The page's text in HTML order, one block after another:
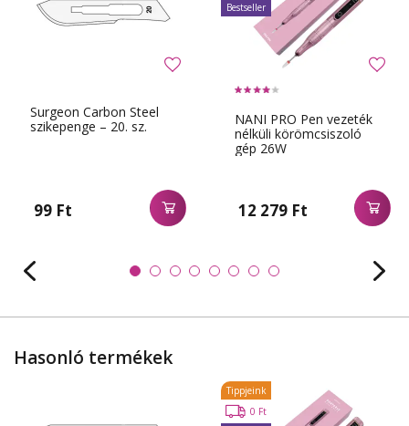
Surgeon Carbon Steel
szikepenge – 20. sz.
99 Ft
NANI PRO Pen vezeték
nélküli körömcsiszoló
gép 26W
12 279 Ft
Bestseller
Hasonló termékek
Tippjeink
0 Ft